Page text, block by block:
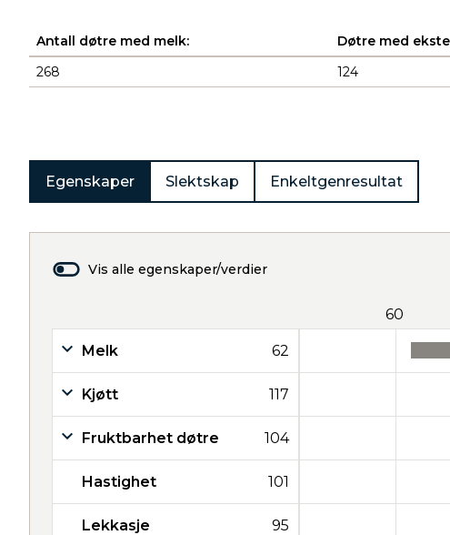
Antall døtre med melk: Døtre med
268
124
Egenskaper Slektskap Enkeltgenresultat
Vis alle egenskaper/verdier
60
Melk 62
Kjøtt 117
Fruktbarhet døtre 104
Hastighet 101
Lekkasje 95